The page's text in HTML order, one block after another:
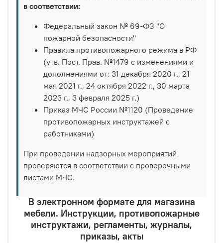
в соответствии:
Федеральный закон № 69-ФЗ "О
пожарной безопасности"
Правила противопожарного режима в РФ
(утв. Пост. Прав. №1479 с изменениями и
дополнениями от: 31 декабря 2020 г., 21
мая 2021 г., 24 октября 2022 г., 30 марта
2023 г., 3 февраля 2025 г.)
Приказ МЧС России №1120 (Проведение
противопожарных инструктажей с
работниками)
При проведении надзорных мероприятий
проверяются в соответствии с проверочными
листами МЧС.
В электронном формате для магазина
мебели. Инструкции, противопожарные
инструктажи, регламенты, журналы,
приказы, акты